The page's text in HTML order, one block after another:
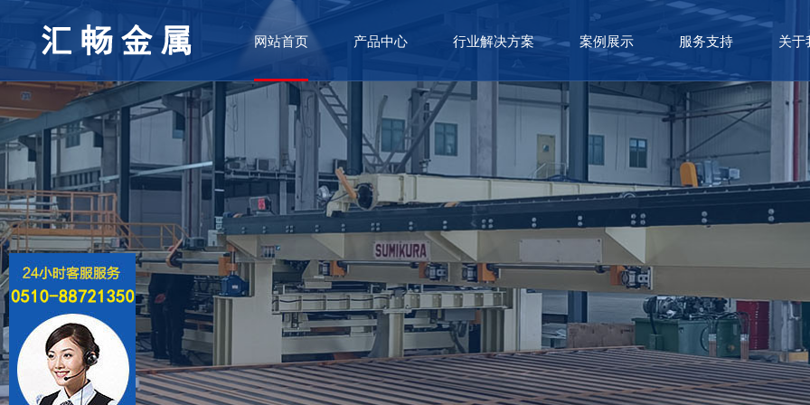
网站首页 产品中心 行业解决方案 案例展示 服务支持 关于